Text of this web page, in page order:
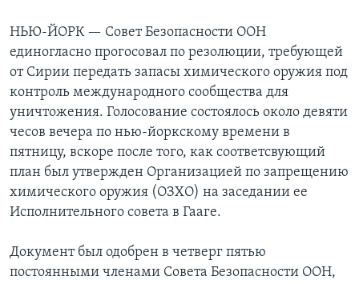
НЬЮ-ЙОРК — Совет Безопасности ООН
единогласно прогосовал по резолюции, требующей
от Сирии передать запасы химического оружия под
контроль международного сообщества для
уничтожения. Голосование состоялось около девяти
чесов вечера по нью-йоркскому времени в
пятницу, вскоре после того, как соответсвующий
план был утвержден Организацией по запрещению
химического оружия (ОЗХО) на заседании ее
Исполнительного совета в Гааге.
Документ был одобрен в четверг пятью
постоянными членами Совета Безопасности ООН,